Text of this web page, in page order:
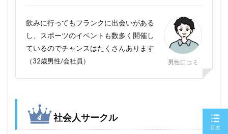
男性口コミ
飲みに行ってもフランクに出会いがある
し、スポーツのイベントも数多く開催し
ているのでチャンスはたくさんあります
（32歳男性/会社員）
社会人サークル
目次